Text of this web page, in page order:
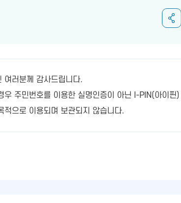
여러분께 감사드립니다.
우 주민번호를 이용한 실명인증이 아닌 I-PIN(아이
적으로 이용되며 보관되지 않습니다.